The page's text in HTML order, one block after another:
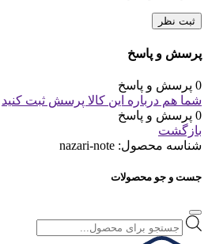
ثبت نظر
پرسش و پاسخ
0 پرسش و پاسخ
شما هم درباره این کالا پرسش ثبت کنید
0 پرسش و پاسخ
بازگشت
شناسه محصول: nazari-note
جست و جو محصولات
Products
search